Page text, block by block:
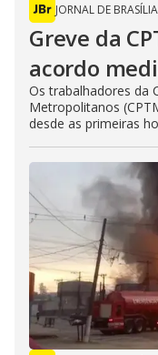
JORNAL DE BRASÍLIA
Greve da
acordo
Os trabalhadores da
Metropolitanos
desde as primeiras